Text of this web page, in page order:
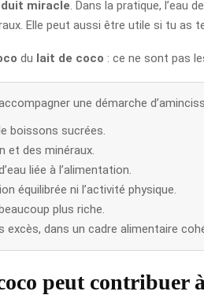
miracle . Dans la pratique, l’eau
Elle peut aussi être utile si tu as
du lait de coco : ce ne sont pas
une démarche
boissons sucrées.
et des minéraux.
liée à l’alimentation.
équilibrée ni l’activité physique.
plus riche.
dans un cadre alimentaire
peut contribuer